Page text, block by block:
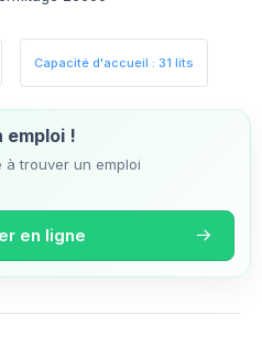
Capacité d'accueil : 31 lits
emploi !
à trouver un emploi
en ligne